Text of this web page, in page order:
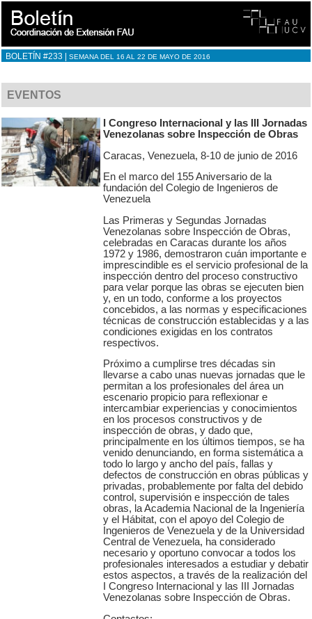
BOLETÍN #233 | SEMANA DEL 16 AL 22 DE MAYO DE 2016
EVENTOS
I Congreso Internacional y las III Jornadas
Venezolanas sobre Inspección de Obras
Caracas, Venezuela, 8-10 de junio de 2016
En el marco del 155 Aniversario de la
fundación del Colegio de Ingenieros de
Venezuela
Las Primeras y Segundas Jornadas
Venezolanas sobre Inspección de Obras,
celebradas en Caracas durante los años
1972 y 1986, demostraron cuán importante e
imprescindible es el servicio profesional de la
inspección dentro del proceso constructivo
para velar porque las obras se ejecuten bien
y, en un todo, conforme a los proyectos
concebidos, a las normas y especificaciones
técnicas de construcción establecidas y a las
condiciones exigidas en los contratos
respectivos.
Próximo a cumplirse tres décadas sin
llevarse a cabo unas nuevas jornadas que le
permitan a los profesionales del área un
escenario propicio para reflexionar e
intercambiar experiencias y conocimientos
en los procesos constructivos y de
inspección de obras, y dado que,
principalmente en los últimos tiempos, se ha
venido denunciando, en forma sistemática a
todo lo largo y ancho del país, fallas y
defectos de construcción en obras públicas y
privadas, probablemente por falta del debido
control, supervisión e inspección de tales
obras, la Academia Nacional de la Ingeniería
y el Hábitat, con el apoyo del Colegio de
Ingenieros de Venezuela y de la Universidad
Central de Venezuela, ha considerado
necesario y oportuno convocar a todos los
profesionales interesados a estudiar y debatir
estos aspectos, a través de la realización del
I Congreso Internacional y las III Jornadas
Venezolanas sobre Inspección de Obras.